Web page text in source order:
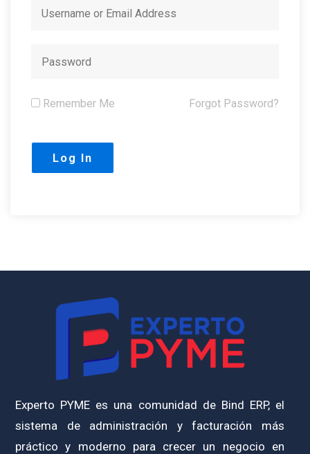
Remember Me Forgot Password?
Experto PYME es una comunidad de Bind ERP, el
sistema de administración y facturación más
práctico y moderno para crecer un negocio en